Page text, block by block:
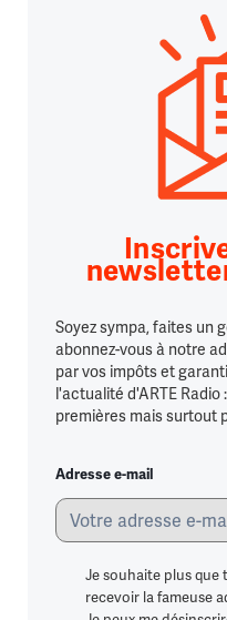
Soyez sympa, faites un
abonnez-vous à notre
par vos impôts et
l'actualité d'ARTE
premières mais surtout
Adresse e-mail
Je souhaite plus que
recevoir la fameuse